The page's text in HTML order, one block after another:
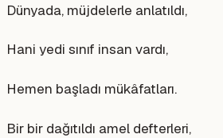
Dünyada, müjdelerle anlatıldı,
Hani yedi sınıf insan vardı,
Hemen başladı mükâfatları.
Bir bir dağıtıldı amel defterleri,